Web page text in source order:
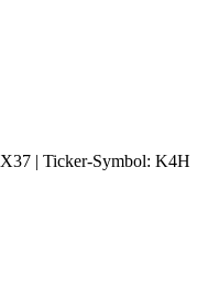
| Ticker-Symbol: K4H